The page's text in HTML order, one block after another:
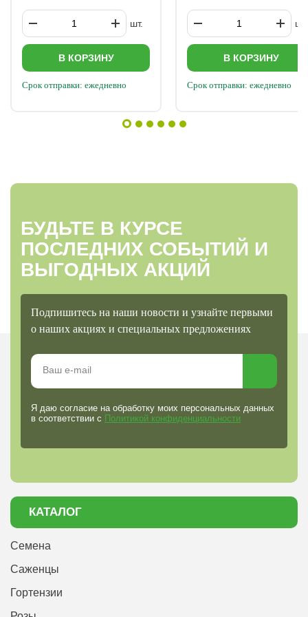
шт.
В КОРЗИНУ
Срок отправки: ежедневно
шт.
В КОРЗИНУ
Срок отправки: ежедневно
БУДЬТЕ В КУРСЕ
ПОСЛЕДНИХ СОБЫТИЙ И
ВЫГОДНЫХ АКЦИЙ
Подпишитесь на наши новости и узнайте первыми
о наших акциях и специальных предложениях
Я даю согласие на обработку моих персональных данных
в соответствии с Политикой конфиденциальности
КАТАЛОГ
Семена
Саженцы
Гортензии